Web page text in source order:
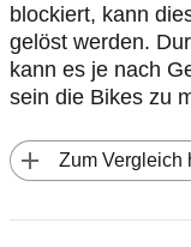
Zum Vergleich
blockiert, kann
gelöst werden.
kann es je nach
sein die Bikes zu